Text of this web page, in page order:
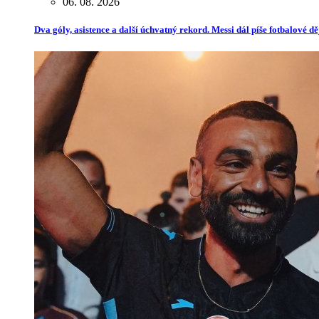
Dva góly, asistence a další úchvatný rekord. Messi dál píše fotbalové